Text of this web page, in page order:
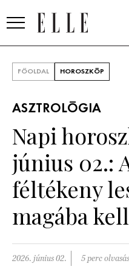
SZÉPSÉG
KULTÚRA
PÁRKAPCSOLAT
FŐOLDAL HOROSZKÓP
ASZTROLÓGIA
Napi
június 02.:
féltékeny
magába
2026. június 02. 5 perc olvasás